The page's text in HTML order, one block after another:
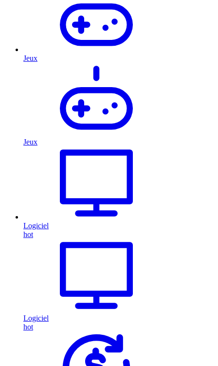
Jeux
Jeux
Logiciel
hot
Logiciel
hot